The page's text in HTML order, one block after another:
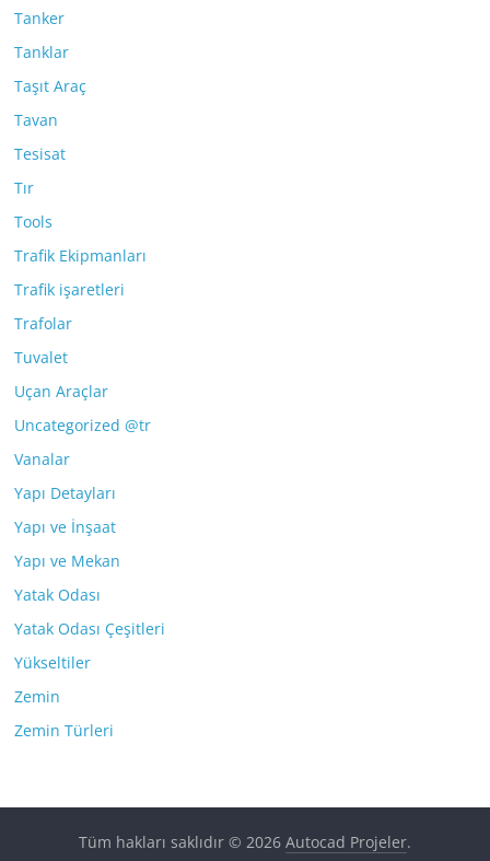
Tanker
Tanklar
Taşıt Araç
Tavan
Tesisat
Tır
Tools
Trafik Ekipmanları
Trafik işaretleri
Trafolar
Tuvalet
Uçan Araçlar
Uncategorized @tr
Vanalar
Yapı Detayları
Yapı ve İnşaat
Yapı ve Mekan
Yatak Odası
Yatak Odası Çeşitleri
Yükseltiler
Zemin
Zemin Türleri
Tüm hakları saklıdır © 2026 Autocad Projeler.